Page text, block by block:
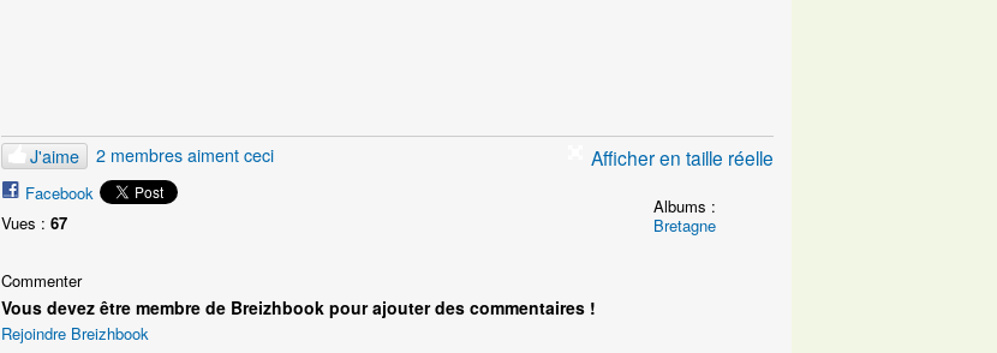
J'aime 2 membres aiment ceci
Facebook
Vues : 67
Afficher en taille réelle
Albums :
Bretagne
Commenter
Vous devez être membre de Breizhbook pour ajouter des commentaires !
Rejoindre Breizhbook